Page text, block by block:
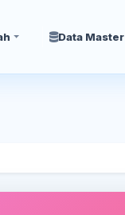
Data Master